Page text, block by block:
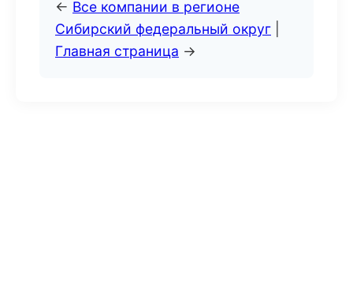
← Все компании в регионе
Сибирский федеральный округ
Главная страница →